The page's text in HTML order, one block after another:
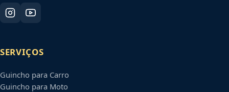
SERVIÇOS
Guincho para Carro
Guincho para Moto